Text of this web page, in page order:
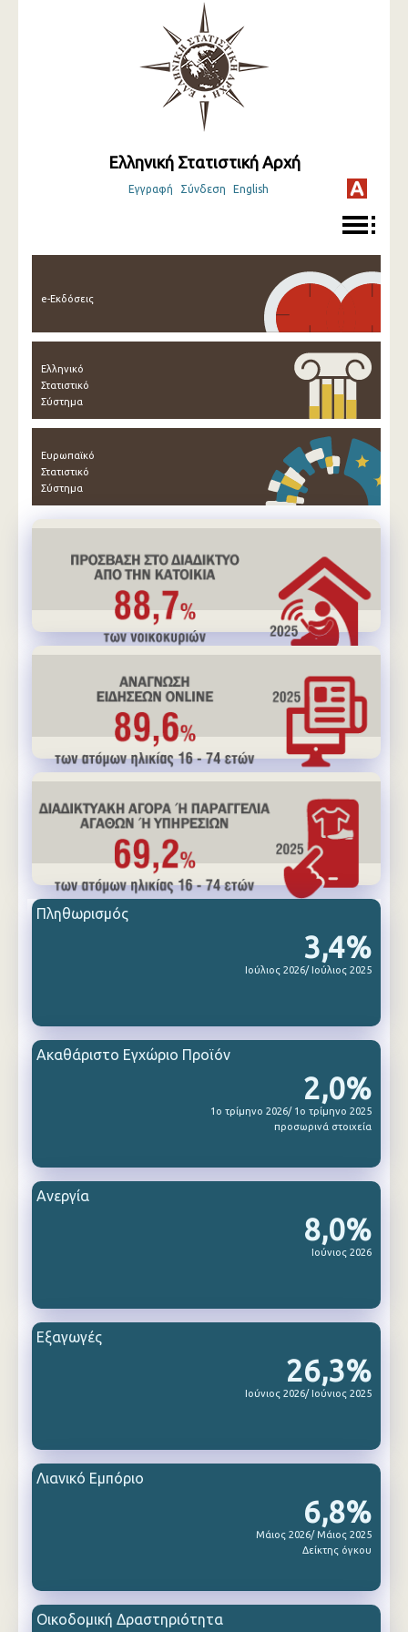
Ελληνική Στατιστική Αρχή
Εγγραφή Σύνδεση English
e-Εκδόσεις
Ελληνικό
Στατιστικό
Σύστημα
Ευρωπαϊκό
Στατιστικό
Σύστημα
3,4%
Ιούλιος 2026/ Ιούλιος 2025
Πληθωρισμός
2,0%
1ο τρίμηνο 2026/ 1ο τρίμηνο 2025
προσωρινά στοιχεία
Ακαθάριστο Εγχώριο Προϊόν
8,0%
Ιούνιος 2026
Ανεργία
26,3%
Ιούνιος 2026/ Ιούνιος 2025
Εξαγωγές
6,8%
Μάιος 2026/ Μάιος 2025
Δείκτης όγκου
Λιανικό Εμπόριο
Οικοδομική Δραστηριότητα